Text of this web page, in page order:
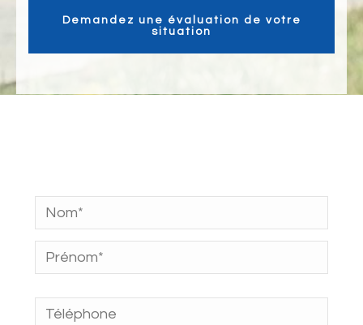
Demandez une évaluation de votre
situation